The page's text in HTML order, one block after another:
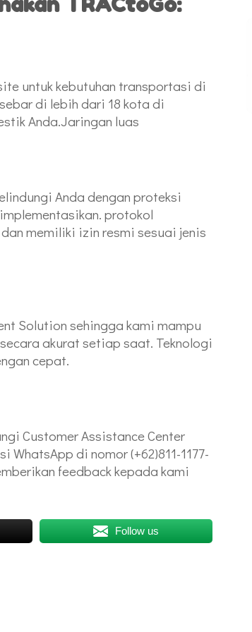
untuk kebutuhan transportasi di
di lebih dari 18 kota di
Anda.Jaringan luas
Anda dengan proteksi
protokol
memiliki izin resmi sesuai jenis
Solution sehingga kami mampu
akurat setiap saat. Teknologi
cepat.
Customer Assistance Center
di nomor (+62)811-1177-
feedback kepada kami
Follow us